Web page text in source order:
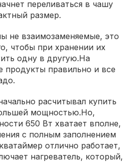
переливаться в чашу
размер.
не взаимозаменяемые, это
чтобы при хранении их
одну в другую.На
продукты правильно и все
расчитывал купить
мощностью.Но,
650 Вт хватает вполне,
с полным заполнением
отлично работает,
нагреватель, который,